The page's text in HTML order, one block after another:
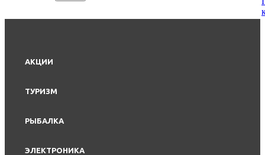
АКЦИИ
ТУРИЗМ
РЫБАЛКА
ЭЛЕКТРОНИКА